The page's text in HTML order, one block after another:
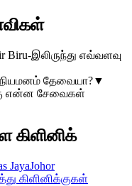
Biru-இலிருந்து எவ்வளவு
நியமனம் தேவையா?▼
என்ன சேவைகள்
கிளினிக்
JayaJohor
கிளினிக்குகள்